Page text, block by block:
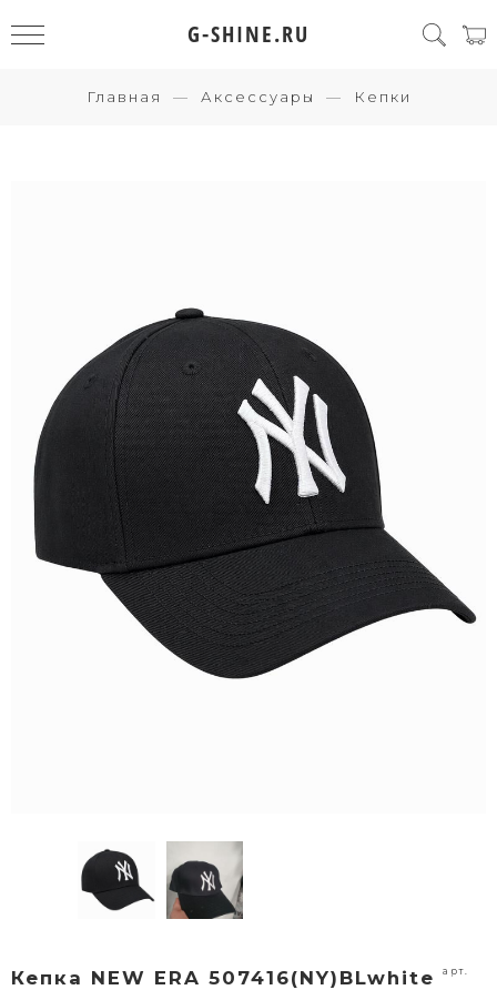
G-SHINE.RU
Главная Аксессуары Кепки
Кепка NEW ERA 507416(NY)BLwhite арт.